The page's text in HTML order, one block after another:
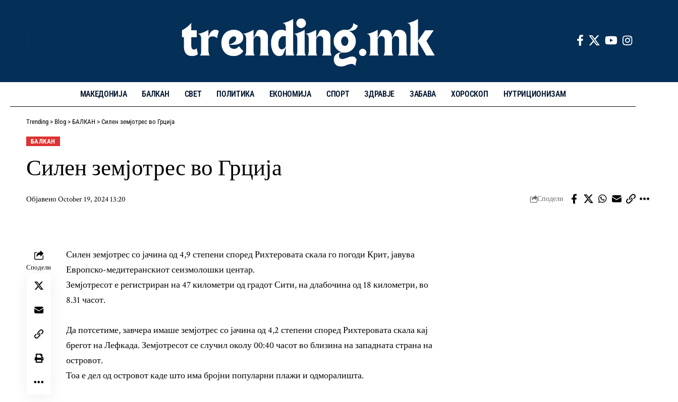
МАКЕДОНИЈА БАЛКАН СВЕТ ПОЛИТИКА ЕКОНОМИЈА СПОРТ ЗДРАВЈЕ ЗАБАВА ХОРОСКОП НУТРИЦИОНИЗАМ
Trending > Blog > БАЛКАН > Силен земјотрес во Грција
БАЛКАН
Силен земјотрес во Грција
Објавено October 19, 2024 13:20 Сподели
Сподели
Силен земјотрес со јачина од 4,9 степени според Рихтеровата скала го погоди Крит, јавува
Европско-медитеранскиот сеизмолошки центар.
Земјотресот е регистриран на 47 километри од градот Сити, на длабочина од 18 километри, во
8.31 часот.
Да потсетиме, завчера имаше земјотрес со јачина од 4,2 степени според Рихтеровата скала кај
брегот на Лефкада. Земјотресот се случил околу 00:40 часот во близина на западната страна на
островот.
Тоа е дел од островот каде што има бројни популарни плажи и одморалишта.